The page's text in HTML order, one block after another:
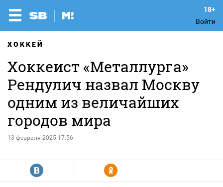
Войти
ХОККЕЙ
Хоккеист «Металлурга»
Рендулич назвал Москву
одним из величайших
городов мира
13 февраля 2025 17:56
R Y